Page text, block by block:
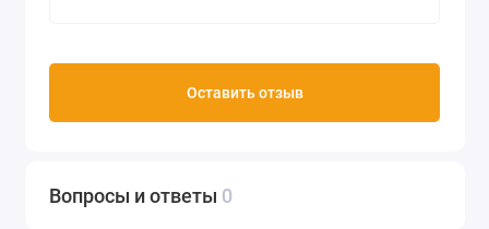
Оставить отзыв
Вопросы и ответы 0